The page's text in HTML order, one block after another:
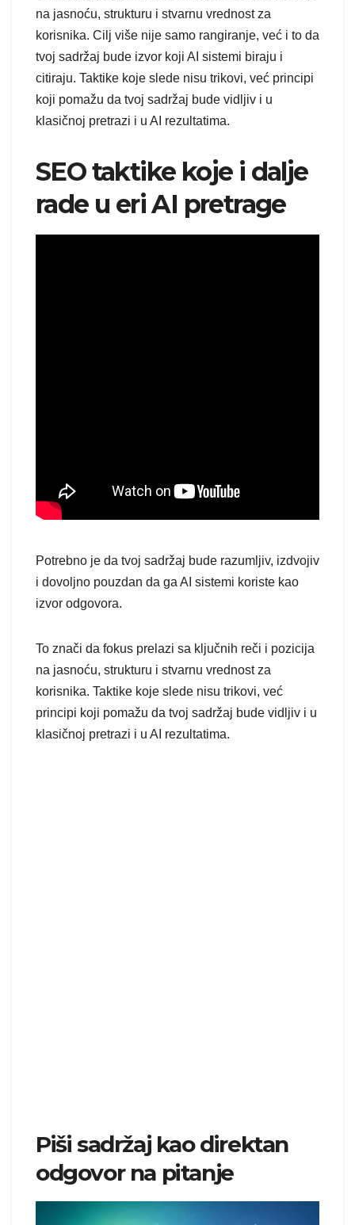
na jasnoću, strukturu i stvarnu vrednost za
korisnika. Cilj više nije samo rangiranje, već i to da
tvoj sadržaj bude izvor koji AI sistemi biraju i
citiraju. Taktike koje slede nisu trikovi, već principi
koji pomažu da tvoj sadržaj bude vidljiv i u
klasičnoj pretrazi i u AI rezultatima.
SEO taktike koje i dalje
rade u eri AI pretrage
Potrebno je da tvoj sadržaj bude razumljiv, izdvojiv
i dovoljno pouzdan da ga AI sistemi koriste kao
izvor odgovora.
To znači da fokus prelazi sa ključnih reči i pozicija
na jasnoću, strukturu i stvarnu vrednost za
korisnika. Taktike koje slede nisu trikovi, već
principi koji pomažu da tvoj sadržaj bude vidljiv i u
klasičnoj pretrazi i u AI rezultatima.
Piši sadržaj kao direktan
odgovor na pitanje